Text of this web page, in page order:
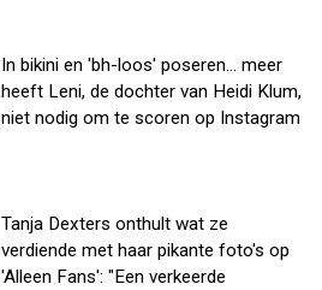
In bikini en 'bh-loos' poseren... meer
heeft Leni, de dochter van Heidi Klum,
niet nodig om te scoren op Instagram
Tanja Dexters onthult wat ze
verdiende met haar pikante foto's op
'Alleen Fans': "Een verkeerde